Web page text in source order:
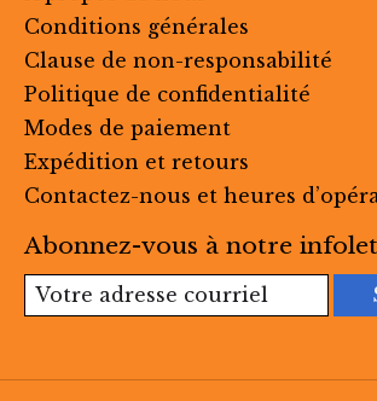
Conditions générales
Clause de non-responsabilité
Politique de confidentialité
Modes de paiement
Expédition et retours
Contactez-nous et heures
Abonnez-vous à notre